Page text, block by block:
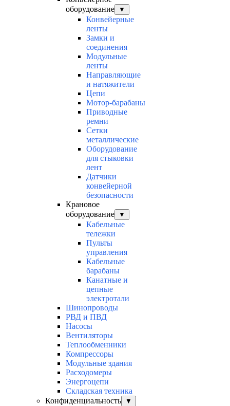
оборудование
▼
Конвейерные
ленты
Замки и
соединения
Модульные
ленты
Направляющие
и натяжители
Цепи
Мотор-барабаны
Приводные
ремни
Сетки
металлические
Оборудование
для стыковки
лент
Датчики
конвейерной
безопасности
Крановое
оборудование
▼
Кабельные
тележки
Пульты
управления
Кабельные
барабаны
Канатные и
цепные
электротали
Шинопроводы
РВД и ПВД
Насосы
Вентиляторы
Теплообменники
Компрессоры
Модульные здания
Расходомеры
Энергоцепи
Складская техника
Конфиденциальность
▼